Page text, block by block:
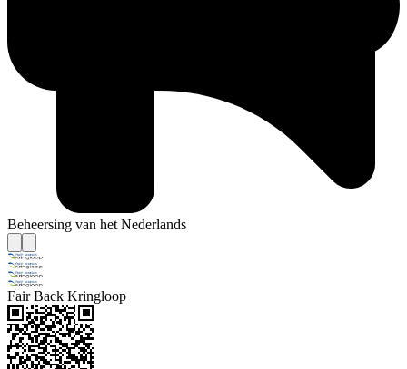
Beheersing van het Nederlands
Fair Back Kringloop